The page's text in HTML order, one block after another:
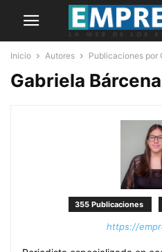
Inicio Autores Publicaciones por
Gabriela
355 Publicaciones
https://